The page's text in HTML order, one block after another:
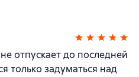
отпускает до последней
только задуматься над